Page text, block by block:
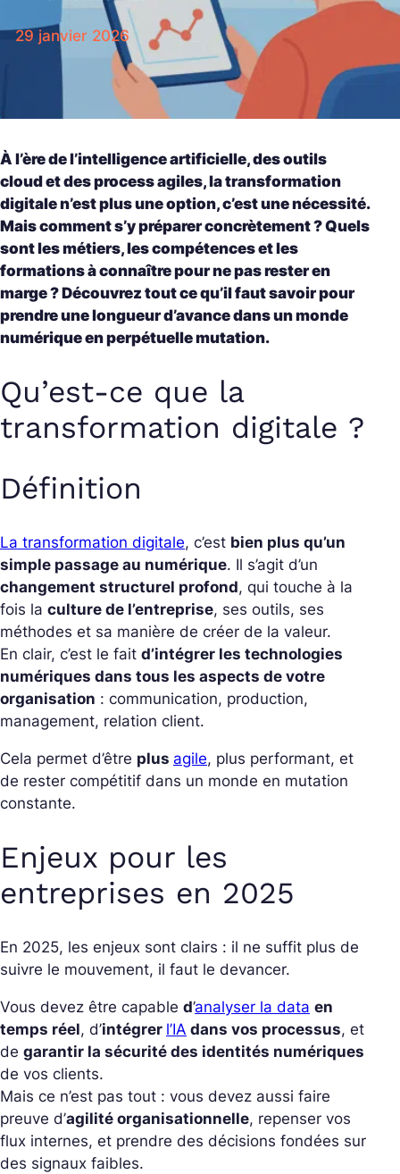
29 janvier 2026
À l’ère de l’intelligence artificielle, des outils
cloud et des process agiles, la transformation
digitale n’est plus une option, c’est une nécessité.
Mais comment s’y préparer concrètement ? Quels
sont les métiers, les compétences et les
formations à connaître pour ne pas rester en
marge ? Découvrez tout ce qu’il faut savoir pour
prendre une longueur d’avance dans un monde
numérique en perpétuelle mutation.
Qu’est-ce que la
transformation digitale ?
Définition
La transformation digitale, c’est bien plus qu’un
simple passage au numérique. Il s’agit d’un
changement structurel profond, qui touche à la
fois la culture de l’entreprise, ses outils, ses
méthodes et sa manière de créer de la valeur.
En clair, c’est le fait d’intégrer les technologies
numériques dans tous les aspects de votre
organisation : communication, production,
management, relation client.
Cela permet d’être plus agile, plus performant, et
de rester compétitif dans un monde en mutation
constante.
Enjeux pour les
entreprises en 2025
En 2025, les enjeux sont clairs : il ne suffit plus de
suivre le mouvement, il faut le devancer.
Vous devez être capable d’analyser la data en
temps réel, d’intégrer l’IA dans vos processus, et
de garantir la sécurité des identités numériques
de vos clients.
Mais ce n’est pas tout : vous devez aussi faire
preuve d’agilité organisationnelle, repenser vos
flux internes, et prendre des décisions fondées sur
des signaux faibles.